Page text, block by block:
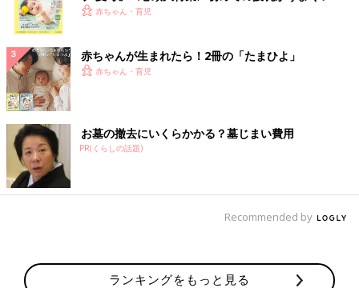
く！ おっぱい・ミルクの基本と夏のトラブル 解決テ
赤ちゃん・育児
赤ちゃんが生まれたら！2冊の「たまひよ」
赤ちゃん・育児
お墓の撤去にいくらかかる？墓じまい費用
PR(くらしの話題)
Recommended by
ランキングをもっと見る